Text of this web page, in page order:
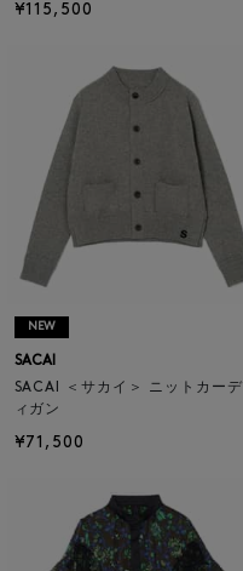
¥115,500
NEW
SACAI
SACAI ＜サカイ＞ ニットカーデ
ィガン
¥71,500